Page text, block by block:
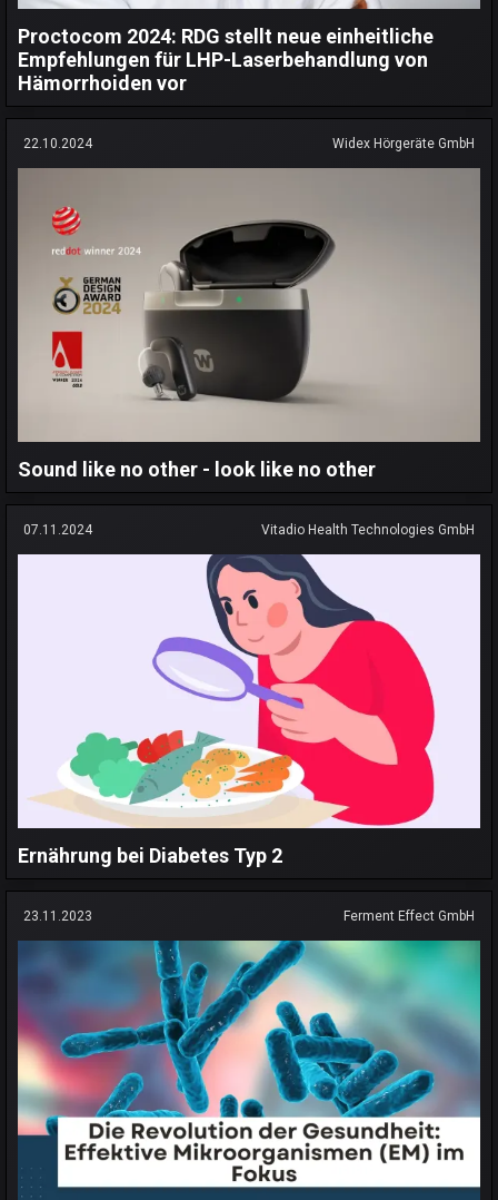
Proctocom 2024: RDG stellt neue einheitliche
Empfehlungen für LHP-Laserbehandlung von
Hämorrhoiden vor
22.10.2024 Widex Hörgeräte GmbH
Sound like no other - look like no other
07.11.2024 Vitadio Health Technologies GmbH
Ernährung bei Diabetes Typ 2
23.11.2023 Ferment Effect GmbH